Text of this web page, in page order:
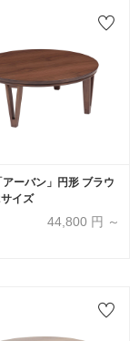
アーバン」円形 ブラウ
イズ
44,800 円 ～